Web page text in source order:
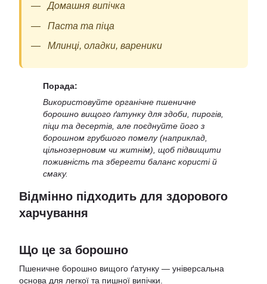
Домашня випічка
Паста та піца
Млинці, оладки, вареники
Порада:
Використовуйте органічне пшеничне
борошно вищого ґатунку для здоби, пирогів,
піци та десертів, але поєднуйте його з
борошном грубшого помелу (наприклад,
цільнозерновим чи житнім), щоб підвищити
поживність та зберегти баланс користі й
смаку.
Відмінно підходить для здорового
харчування
Що це за борошно
Пшеничне борошно вищого ґатунку — універсальна
основа для легкої та пишної випічки.